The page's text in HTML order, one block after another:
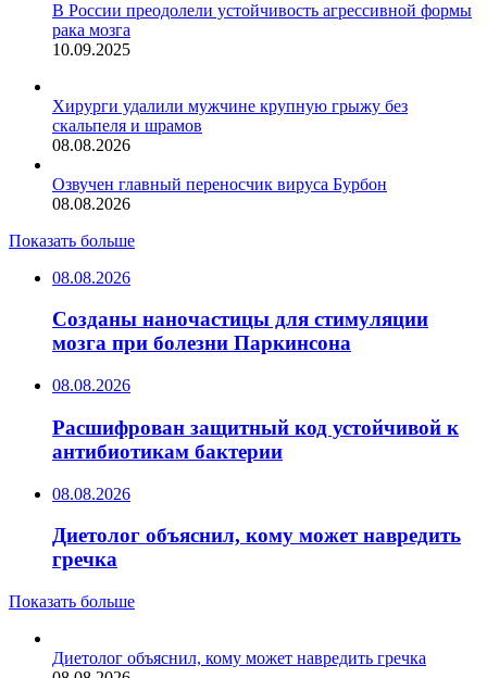
В России преодолели устойчивость агрессивной формы
рака мозга
10.09.2025
Хирурги удалили мужчине крупную грыжу без
скальпеля и шрамов
08.08.2026
Озвучен главный переносчик вируса Бурбон
08.08.2026
Показать больше
08.08.2026
Созданы наночастицы для стимуляции
мозга при болезни Паркинсона
08.08.2026
Расшифрован защитный код устойчивой к
антибиотикам бактерии
08.08.2026
Диетолог объяснил, кому может навредить
гречка
Показать больше
Диетолог объяснил, кому может навредить гречка